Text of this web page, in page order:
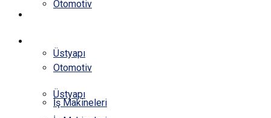
Otomotiv
Üstyapı
Otomotiv
Üstyapı
İş Makineleri